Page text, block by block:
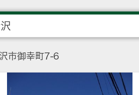
市御幸町7-6